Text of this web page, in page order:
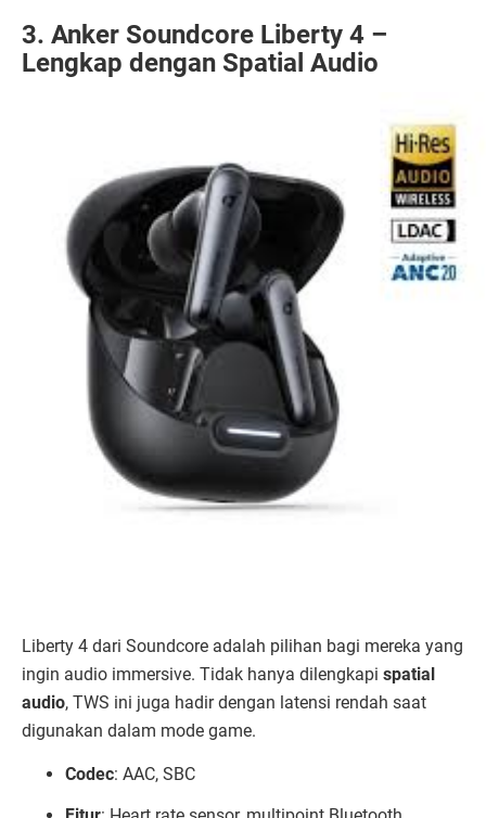
3. Anker Soundcore Liberty 4 –
Lengkap dengan Spatial Audio
Liberty 4 dari Soundcore adalah pilihan bagi mereka yang
ingin audio immersive. Tidak hanya dilengkapi spatial
audio, TWS ini juga hadir dengan latensi rendah saat
digunakan dalam mode game.
Codec: AAC, SBC